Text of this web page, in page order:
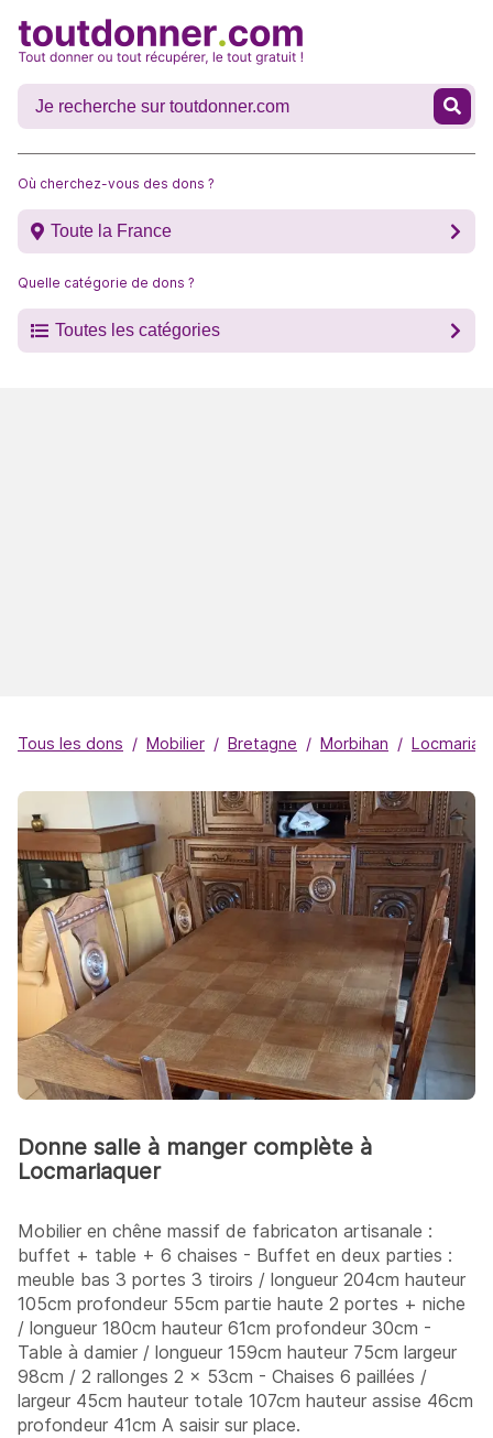
Où cherchez-vous des dons ?
Toute la France
Quelle catégorie de dons ?
Toutes les catégories
Tous les dons Mobilier Bretagne Morbihan
Donne salle à manger complète à
Locmariaquer
Mobilier en chêne massif de fabricaton artisanale :
buffet + table + 6 chaises - Buffet en deux parties :
meuble bas 3 portes 3 tiroirs / longueur 204cm hauteur
105cm profondeur 55cm partie haute 2 portes + niche
/ longueur 180cm hauteur 61cm profondeur 30cm -
Table à damier / longueur 159cm hauteur 75cm largeur
98cm / 2 rallonges 2 x 53cm - Chaises 6 paillées /
largeur 45cm hauteur totale 107cm hauteur assise 46cm
profondeur 41cm A saisir sur place.